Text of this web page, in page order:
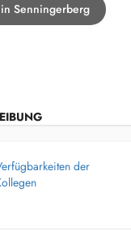
Senningerberg
der